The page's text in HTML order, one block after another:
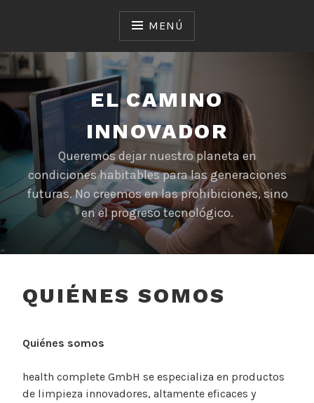
MENÚ
EL CAMINO
INNOVADOR
Queremos dejar nuestro planeta en
condiciones habitables para las generaciones
futuras. No creemos en las prohibiciones, sino
en el progreso tecnológico.
QUIÉNES SOMOS
Quiénes somos
health complete GmbH se especializa en productos
de limpieza innovadores, altamente eficaces y